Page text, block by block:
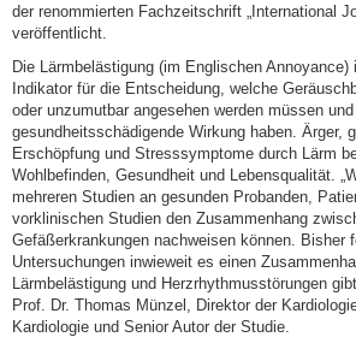
der renommierten Fachzeitschrift „International
veröffentlicht.
Die Lärmbelästigung (im Englischen
Indikator für die Entscheidung, welche
oder unzumutbar angesehen werden müssen
gesundheitsschädigende Wirkung haben. Ärger,
Erschöpfung und Stresssymptome durch Lärm
Wohlbefinden, Gesundheit und Lebensqualität.
mehreren Studien an gesunden Probanden,
vorklinischen Studien den Zusammenhang
Gefäßerkrankungen nachweisen können. Bisher
Untersuchungen inwieweit es einen
Lärmbelästigung und Herzrhythmusstörungen
Prof. Dr. Thomas Münzel, Direktor der
Kardiologie und Senior Autor der Studie.